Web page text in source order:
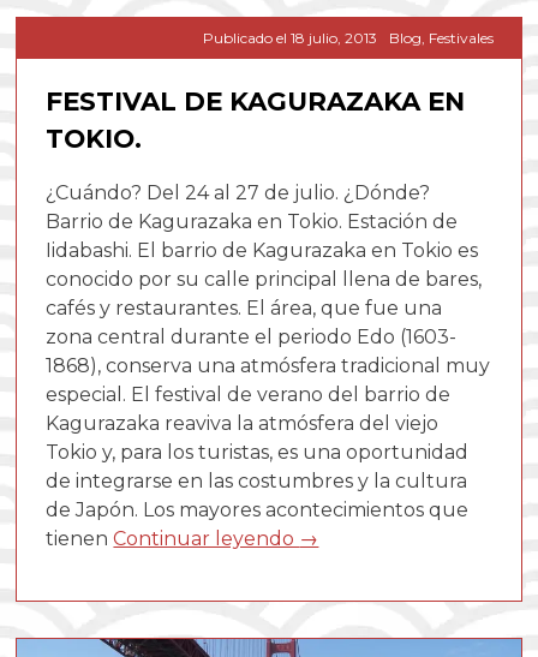
Publicado el 18 julio, 2013 Blog, Festivales
FESTIVAL DE KAGURAZAKA EN
TOKIO.
¿Cuándo? Del 24 al 27 de julio. ¿Dónde?
Barrio de Kagurazaka en Tokio. Estación de
Iidabashi. El barrio de Kagurazaka en Tokio es
conocido por su calle principal llena de bares,
cafés y restaurantes. El área, que fue una
zona central durante el periodo Edo (1603-
1868), conserva una atmósfera tradicional muy
especial. El festival de verano del barrio de
Kagurazaka reaviva la atmósfera del viejo
Tokio y, para los turistas, es una oportunidad
de integrarse en las costumbres y la cultura
de Japón. Los mayores acontecimientos que
tienenContinuar leyendo →